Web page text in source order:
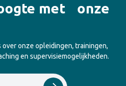
met onze
onze opleidingen, trainingen,
en supervisiemogelijkheden.